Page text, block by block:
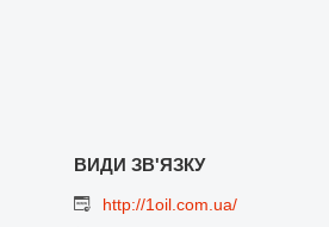
http://1oil.com.ua/